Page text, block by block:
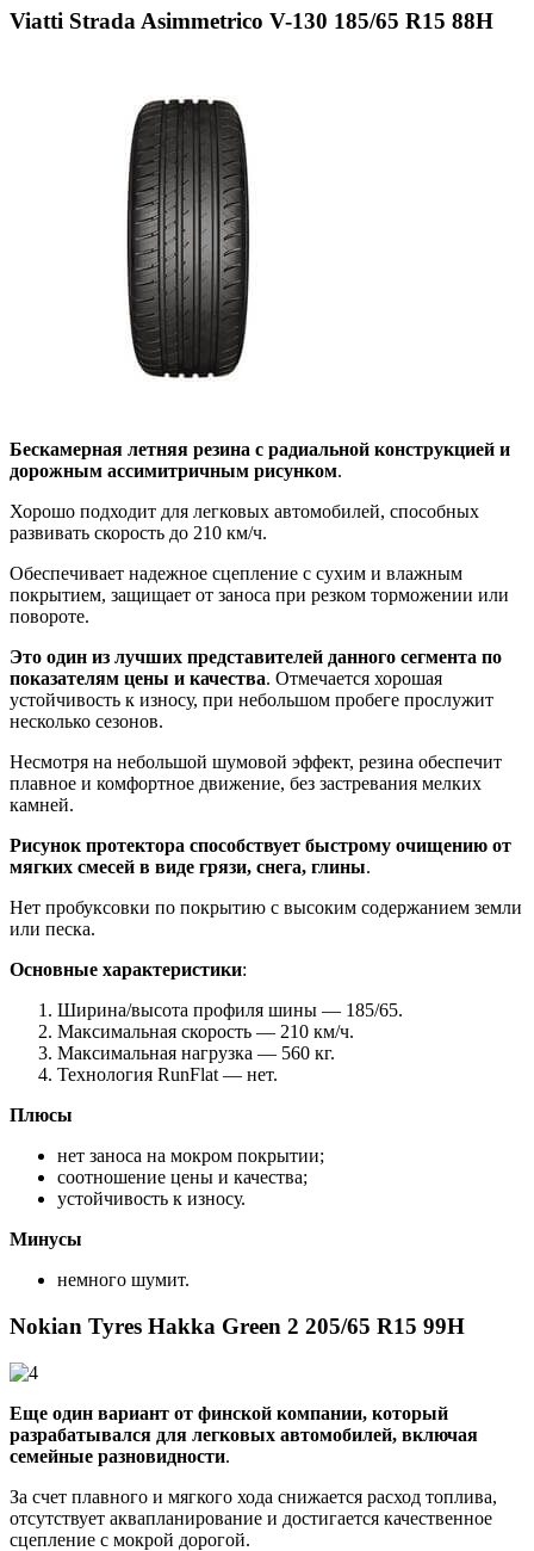
Viatti Strada Asimmetrico V-130 185/65 R15 88H
Бескамерная летняя резина с радиальной конструкцией и
дорожным ассимитричным рисунком.
Хорошо подходит для легковых автомобилей, способных
развивать скорость до 210 км/ч.
Обеспечивает надежное сцепление с сухим и влажным
покрытием, защищает от заноса при резком торможении или
повороте.
Это один из лучших представителей данного сегмента по
показателям цены и качества. Отмечается хорошая
устойчивость к износу, при небольшом пробеге прослужит
несколько сезонов.
Несмотря на небольшой шумовой эффект, резина обеспечит
плавное и комфортное движение, без застревания мелких
камней.
Рисунок протектора способствует быстрому очищению от
мягких смесей в виде грязи, снега, глины.
Нет пробуксовки по покрытию с высоким содержанием земли
или песка.
Основные характеристики:
Ширина/высота профиля шины — 185/65.
Максимальная скорость — 210 км/ч.
Максимальная нагрузка — 560 кг.
Технология RunFlat — нет.
Плюсы
нет заноса на мокром покрытии;
соотношение цены и качества;
устойчивость к износу.
Минусы
немного шумит.
Nokian Tyres Hakka Green 2 205/65 R15 99H
Еще один вариант от финской компании, который
разрабатывался для легковых автомобилей, включая
семейные разновидности.
За счет плавного и мягкого хода снижается расход топлива,
отсутствует аквапланирование и достигается качественное
сцепление с мокрой дорогой.